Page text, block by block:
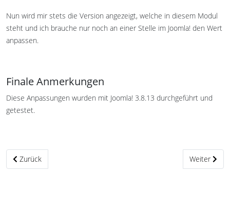
Nun wird mir stets die Version angezeigt, welche in diesem Modul
steht und ich brauche nur noch an einer Stelle im Joomla! den Wert
anpassen.
Finale Anmerkungen
Diese Anpassungen wurden mit Joomla! 3.8.13 durchgeführt und
getestet.
Vorheriger Beitrag: Template Stile über Menüpunkte festlegen
Zurück Nächster
Weiter